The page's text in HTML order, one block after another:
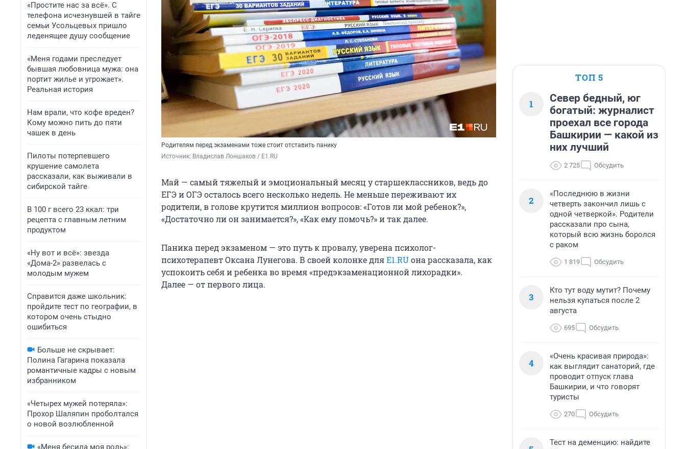
«Простите нас за всё». С
телефона исчезнувшей в тайге
семьи Усольцевых пришло
леденящее душу сообщение
«Меня годами преследует
бывшая любовница мужа: она
портит жилье и угрожает».
Реальная история
Нам врали, что кофе вреден?
Кому можно пить до пяти
чашек в день
Пилоты потерпевшего
крушение самолета
рассказали, как выживали в
сибирской тайге
В 100 г всего 23 ккал: три
рецепта с главным летним
продуктом
«Ну вот и всё»: звезда
«Дома-2» развелась с
молодым мужем
Справится даже школьник:
пройдите тест по географии, в
котором очень стыдно
ошибиться
Больше не скрывает:
Полина Гагарина показала
романтичные кадры с новым
избранником
«Четырех мужей потеряла»:
Прохор Шаляпин проболтался
о новой возлюбленной
«Меня бесила моя роль»:
Родителям перед экзаменами тоже стоит отставить панику
Источник: Владислав Лоншаков / E1.RU
Май — самый тяжелый и эмоциональный месяц у старшеклассников, ведь до
ЕГЭ и ОГЭ осталось всего несколько недель. Не меньше переживают их
родители, в голове крутится миллион вопросов: «Готов ли мой ребенок?»,
«Достаточно ли он занимается?», «Как ему помочь?» и так далее.
Паника перед экзаменом — это путь к провалу, уверена психолог-
психотерапевт Оксана Лунегова. В своей колонке дляE1.RUона рассказала, как
успокоить себя и ребенка во время «предэкзаменационной лихорадки».
Далее — от первого лица.
ТОП 5
1
Север бедный, юг
богатый: журналист
проехал все города
Башкирии — какой из
них лучший
2 725 Обсудить
2
«Последнюю в жизни
четверть закончил лишь с
одной четверкой». Родители
рассказали про сына,
который всю жизнь боролся
с раком
1 819 Обсудить
3
Кто тут воду мутит? Почему
нельзя купаться после 2
августа
695 Обсудить
4
«Очень красивая природа»:
как выглядит санаторий, где
проводит отпуск глава
Башкирии, и что говорят
туристы
270 Обсудить
Тест на деменцию: найдите